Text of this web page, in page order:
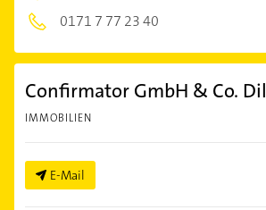
0171 7 77 23 40
Confirmator GmbH & Co.
IMMOBILIEN
E-Mail